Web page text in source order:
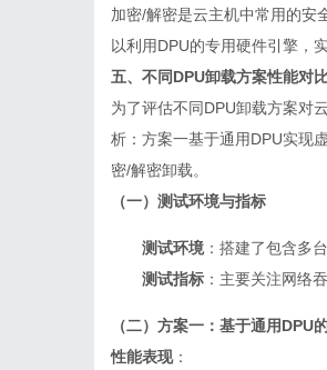
加密/解密是云主机中常用的安
以利用DPU的专用硬件引擎，
五、不同DPU卸载方案性能对
为了评估不同DPU卸载方案对
析：方案一基于通用DPU实现
密/解密卸载。
（一）测试环境与指标
测试环境 ：搭建了包含多
测试指标 ：主要关注网络
（二）方案一：基于通用DPU
性能表现：